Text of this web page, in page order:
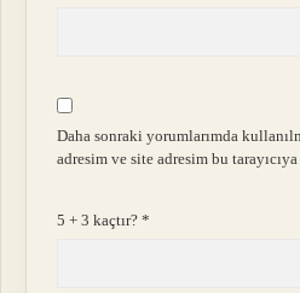
Daha sonraki yorumlarımda
adresim ve site adresim bu
5 + 3 kaçtır?*